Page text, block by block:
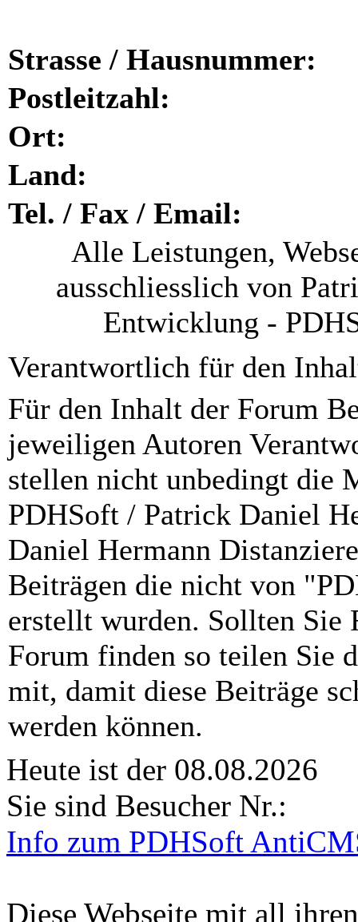
Strasse / Hausnummer:
Postleitzahl:
Ort:
Land:
Tel. / Fax / Email:
Alle Leistungen,
ausschliesslich von
Entwicklung -
Verantwortlich für den
Für den Inhalt der Forum
jeweiligen Autoren
stellen nicht unbedingt die
PDHSoft / Patrick Daniel
Daniel Hermann
Beiträgen die nicht von
erstellt wurden. Sollten Sie
Forum finden so teilen Sie
mit, damit diese Beiträge
werden können.
Heute ist der 08.08.2026
Sie sind Besucher Nr.:
Info zum PDHSoft
Diese Webseite mit all